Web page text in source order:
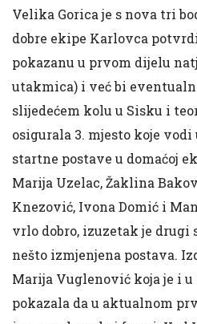
Velika Gorica je s nova tri
dobre ekipe Karlovca
pokazanu u prvom dijelu
utakmica) i već bi
slijedećem kolu u Sisku i
osigurala 3. mjesto koje vodi
startne postave u domaćoj
Marija Uzelac, Žaklina
Knezović, Ivona Domić i
vrlo dobro, izuzetak je drugi
nešto izmjenjena postava.
Marija Vuglenović koja je i
pokazala da u aktualnom